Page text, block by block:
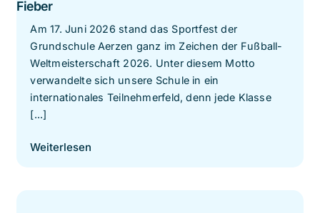
Fieber
Am 17. Juni 2026 stand das Sportfest der
Grundschule Aerzen ganz im Zeichen der Fußball-
Weltmeisterschaft 2026. Unter diesem Motto
verwandelte sich unsere Schule in ein
internationales Teilnehmerfeld, denn jede Klasse
[...]
Weiterlesen